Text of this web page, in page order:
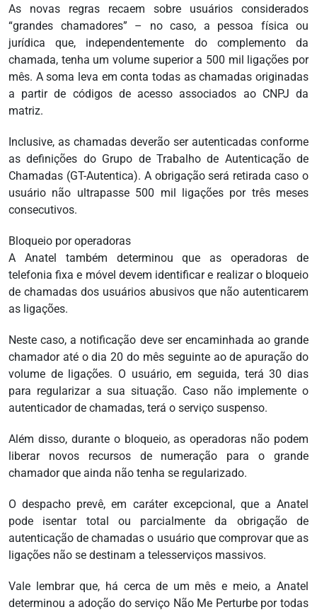
As novas regras recaem sobre usuários considerados
“grandes chamadores” – no caso, a pessoa física ou
jurídica que, independentemente do complemento da
chamada, tenha um volume superior a 500 mil ligações por
mês. A soma leva em conta todas as chamadas originadas
a partir de códigos de acesso associados ao CNPJ da
matriz.
Inclusive, as chamadas deverão ser autenticadas conforme
as definições do Grupo de Trabalho de Autenticação de
Chamadas (GT-Autentica). A obrigação será retirada caso o
usuário não ultrapasse 500 mil ligações por três meses
consecutivos.
Bloqueio por operadoras
A Anatel também determinou que as operadoras de
telefonia fixa e móvel devem identificar e realizar o bloqueio
de chamadas dos usuários abusivos que não autenticarem
as ligações.
Neste caso, a notificação deve ser encaminhada ao grande
chamador até o dia 20 do mês seguinte ao de apuração do
volume de ligações. O usuário, em seguida, terá 30 dias
para regularizar a sua situação. Caso não implemente o
autenticador de chamadas, terá o serviço suspenso.
Além disso, durante o bloqueio, as operadoras não podem
liberar novos recursos de numeração para o grande
chamador que ainda não tenha se regularizado.
O despacho prevê, em caráter excepcional, que a Anatel
pode isentar total ou parcialmente da obrigação de
autenticação de chamadas o usuário que comprovar que as
ligações não se destinam a telesserviços massivos.
Vale lembrar que, há cerca de um mês e meio, a Anatel
determinou a adoção do serviço Não Me Perturbe por todas